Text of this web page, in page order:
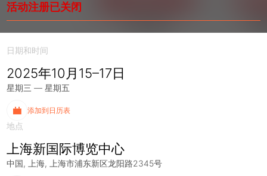
活动注册已关闭
日期和时间
2025年10月15–17日
星期三 — 星期五
添加到日历表
地点
上海新国际博览中心
中国 上海 上海市浦东新区龙阳路2345号